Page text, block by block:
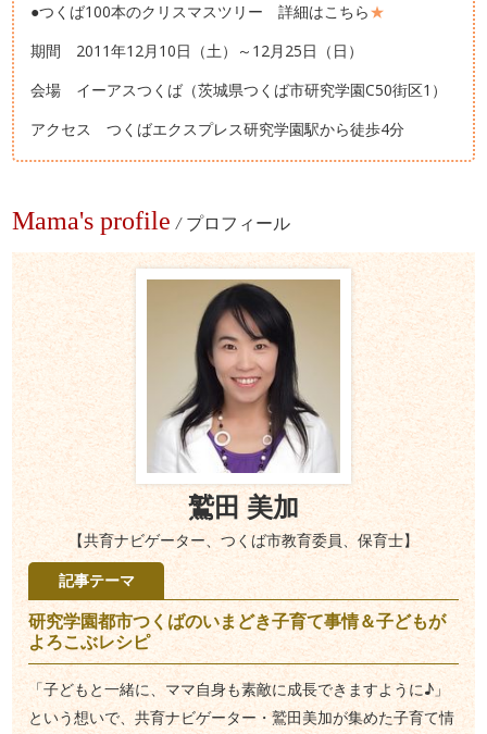
●つくば100本のクリスマスツリー 詳細はこちら★
期間 2011年12月10日（土）～12月25日（日）
会場 イーアスつくば（茨城県つくば市研究学園C50街区1）
アクセス つくばエクスプレス研究学園駅から徒歩4分
Mama's profile / プロフィール
鷲田 美加
【共育ナビゲーター、つくば市教育委員、保育士】
記事テーマ
研究学園都市つくばのいまどき子育て事情＆子どもが
よろこぶレシピ
「子どもと一緒に、ママ自身も素敵に成長できますように♪」
という想いで、共育ナビゲーター・鷲田美加が集めた子育て情